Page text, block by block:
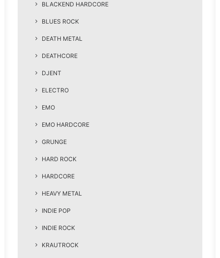
BLACKEND HARDCORE
BLUES ROCK
DEATH METAL
DEATHCORE
DJENT
ELECTRO
EMO
EMO HARDCORE
GRUNGE
HARD ROCK
HARDCORE
HEAVY METAL
INDIE POP
INDIE ROCK
KRAUTROCK